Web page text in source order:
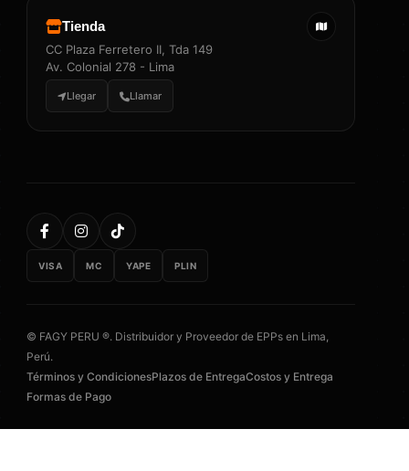
Tienda
CC Plaza Ferretero II, Tda 149
Av. Colonial 278 - Lima
Llegar Llamar
VISA MC YAPE PLIN
© FAGY PERU ®. Distribuidor y Proveedor de EPPs en Lima,
Perú.
Términos y CondicionesPlazos de EntregaCostos y Entrega
Formas de Pago